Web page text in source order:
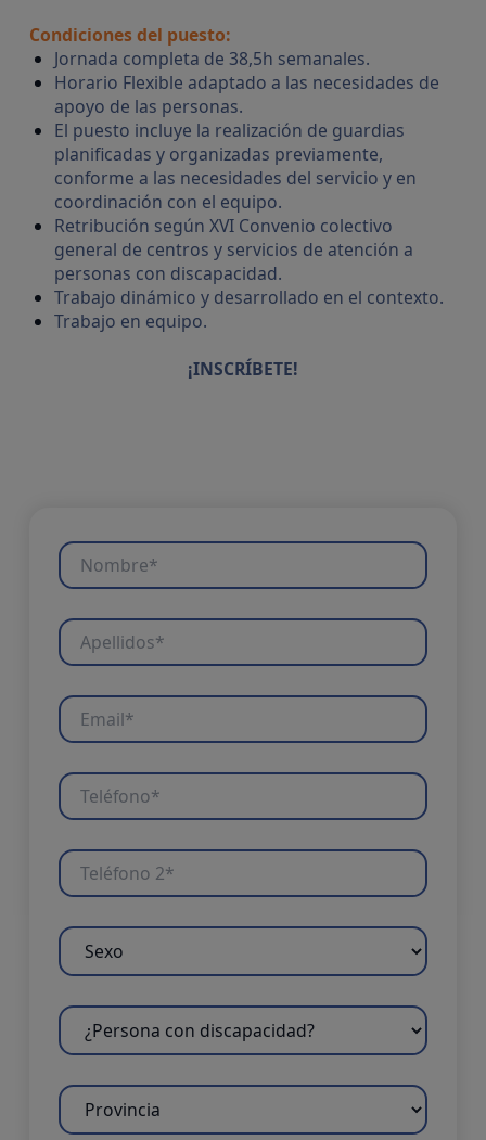
Condiciones del puesto:
Jornada completa de 38,5h semanales.
Horario Flexible adaptado a las necesidades de
apoyo de las personas.
El puesto incluye la realización de guardias
planificadas y organizadas previamente,
conforme a las necesidades del servicio y en
coordinación con el equipo.
Retribución según XVI Convenio colectivo
general de centros y servicios de atención a
personas con discapacidad.
Trabajo dinámico y desarrollado en el contexto.
Trabajo en equipo.
¡INSCRÍBETE!